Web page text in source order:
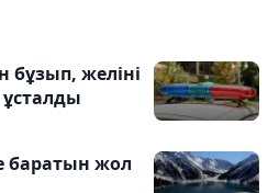
бұзып, желіні
баратын жол